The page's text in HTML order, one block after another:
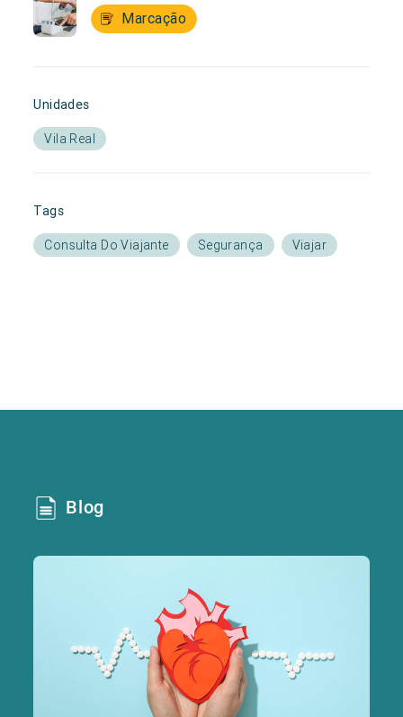
Marcação
Unidades
Vila Real
Tags
Consulta Do Viajante Segurança Viajar
Blog